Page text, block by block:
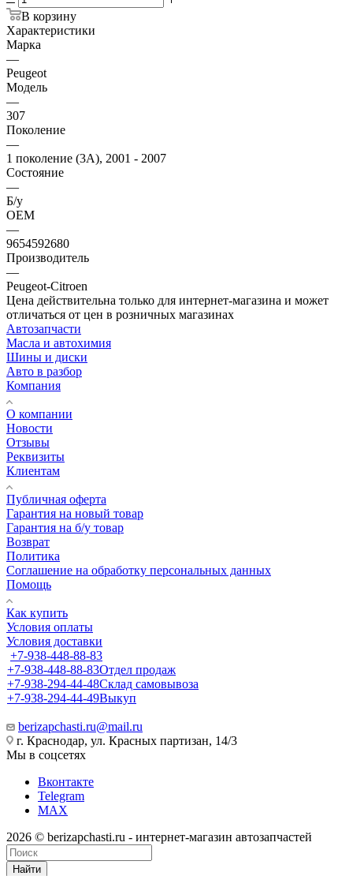
В корзину
Характеристики
Марка
—
Peugeot
Модель
—
307
Поколение
—
1 поколение (3A), 2001 - 2007
Состояние
—
Б/у
OEM
—
9654592680
Производитель
—
Peugeot-Citroen
Цена действительна только для интернет-магазина и может
отличаться от цен в розничных магазинах
Автозапчасти
Масла и автохимия
Шины и диски
Авто в разбор
Компания
О компании
Новости
Отзывы
Реквизиты
Клиентам
Публичная оферта
Гарантия на новый товар
Гарантия на б/у товар
Возврат
Политика
Соглашение на обработку персональных данных
Помощь
Как купить
Условия оплаты
Условия доставки
+7-938-448-88-83
+7-938-448-88-83Отдел продаж
+7-938-294-44-48Склад самовывоза
+7-938-294-44-49Выкуп
berizapchasti.ru@mail.ru
г. Краснодар, ул. Красных партизан, 14/3
Мы в соцсетях
Вконтакте
Telegram
MAX
2026 © berizapchasti.ru - интернет-магазин автозапчастей
Найти